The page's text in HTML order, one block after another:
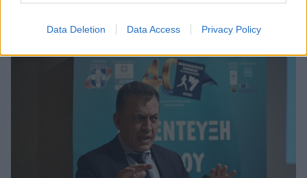
Data Deletion Data Access Privacy Policy